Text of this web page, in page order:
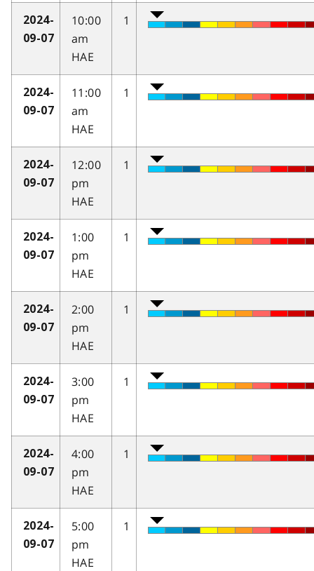
2024-
09-07
10:00
am
HAE
1
2024-
09-07
11:00
am
HAE
1
2024-
09-07
12:00
pm
HAE
1
2024-
09-07
1:00
pm
HAE
1
2024-
09-07
2:00
pm
HAE
1
2024-
09-07
3:00
pm
HAE
1
2024-
09-07
4:00
pm
HAE
1
2024-
09-07
5:00
pm
HAE
1